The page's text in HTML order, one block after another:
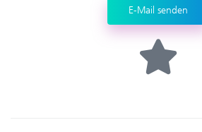
E-Mail senden